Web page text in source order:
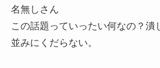
名無しさん
この話題っていったい何なの？潰
並みにくだらない。